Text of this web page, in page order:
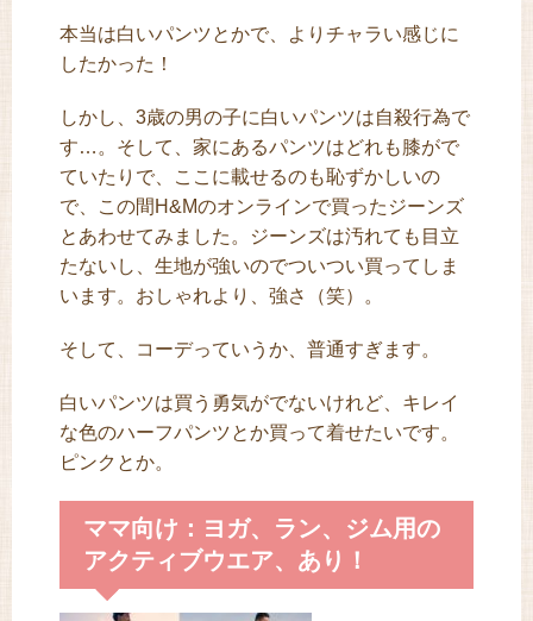
本当は白いパンツとかで、よりチャラい感じに
したかった！
しかし、3歳の男の子に白いパンツは自殺行為で
す…。そして、家にあるパンツはどれも膝がで
ていたりで、ここに載せるのも恥ずかしいの
で、この間H&Mのオンラインで買ったジーンズ
とあわせてみました。ジーンズは汚れても目立
たないし、生地が強いのでついつい買ってしま
います。おしゃれより、強さ（笑）。
そして、コーデっていうか、普通すぎます。
白いパンツは買う勇気がでないけれど、キレイ
な色のハーフパンツとか買って着せたいです。
ピンクとか。
ママ向け：ヨガ、ラン、ジム用の
アクティブウエア、あり！